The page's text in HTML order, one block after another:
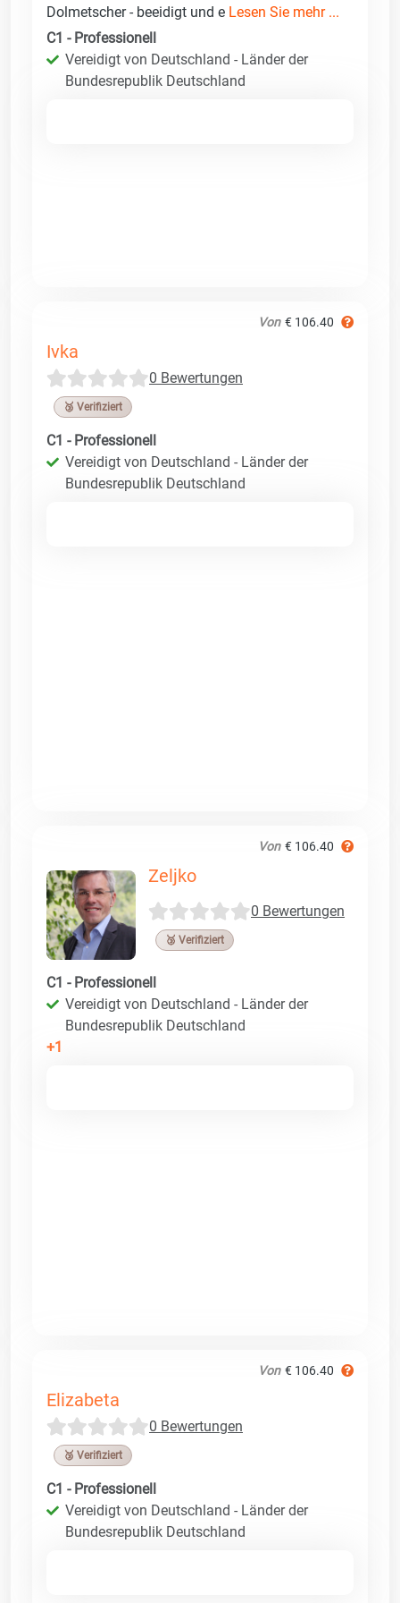
Dolmetscher - beeidigt und e Lesen Sie mehr ...
C1 - Professionell
Vereidigt von Deutschland - Länder der
Bundesrepublik Deutschland
Von € 106.40
Ivka
0 Bewertungen
🥉 Verifiziert
C1 - Professionell
Vereidigt von Deutschland - Länder der
Bundesrepublik Deutschland
Von € 106.40
Zeljko
0 Bewertungen
🥉 Verifiziert
C1 - Professionell
Vereidigt von Deutschland - Länder der
Bundesrepublik Deutschland
+1
Von € 106.40
Elizabeta
0 Bewertungen
🥉 Verifiziert
C1 - Professionell
Vereidigt von Deutschland - Länder der
Bundesrepublik Deutschland